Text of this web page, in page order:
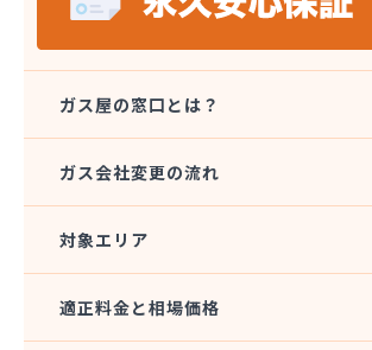
(株)くまがい
(株)クラスタ
(株)クラスタ 湘南営業所
(株)サガミ 三崎営業所
(株)サガミ 湘南支店
(株)サタケ
(株)サナミ商会
(株)サンエル
ガス屋の窓口とは？
ガス会社変更の流れ
対象エリア
適正料金と相場価格